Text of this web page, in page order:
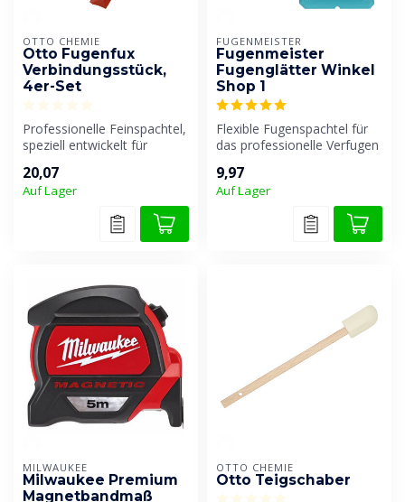
OTTO CHEMIE
Otto Fugenfux
Verbindungsstück,
4er-Set
Professionelle Feinspachtel,
speziell entwickelt für
Fe...
20,07
Auf Lager
FUGENMEISTER
Fugenmeister
Fugenglätter Winkel
Shop 1
Flexible Fugenspachtel für
das professionelle Verfugen
9,97
Auf Lager
MILWAUKEE
Milwaukee Premium
Magnetbandmaß
OTTO CHEMIE
Otto Teigschaber